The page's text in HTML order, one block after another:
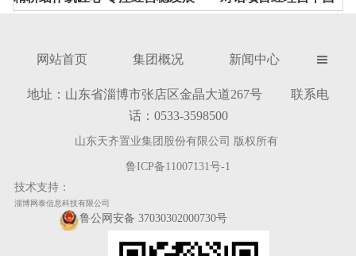
网站首页 集团概况 新闻中心 
地址：山东省淄博市张店区金晶大道267号 联系电
话：0533-3598500
山东天齐置业集团股份有限公司 版权所有
鲁ICP备11007131号-1
技术支持：
淄博网泰信息科技有限公司
鲁公网安备 37030302000730号